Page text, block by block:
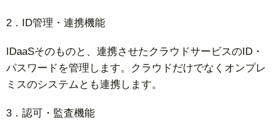
2．ID管理・連携機能
IDaaSそのものと、連携させたクラウドサービスのID・
パスワードを管理します。クラウドだけでなくオンプレ
ミスのシステムとも連携します。
3．認可・監査機能